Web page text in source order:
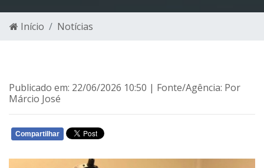
Início Notícias
Publicado em: 22/06/2026 10:50 | Fonte/Agência: Por
Márcio José
Compartilhar